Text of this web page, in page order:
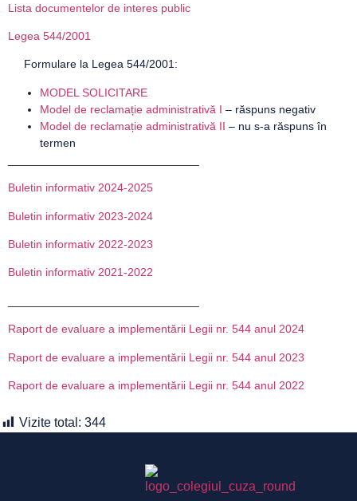
Lista documentelor de interes public
Legea 544/2001
Formulare la Legea 544/2001:
MODEL SOLICITARE
Model de reclamație administrativă I – răspuns negativ
Model de reclamație administrativă II – nu s-a răspuns în
termen
Buletin informativ 2024-2025
Buletin informativ 2023-2024
Buletin informativ 2022-2023
Buletin informativ 2021-2022
Raport de evaluare a implementării Legii nr. 544 anul 2024
Raport de evaluare a implementării Legii nr. 544 anul 2023
Raport de evaluare a implementării Legii nr. 544 anul 2022
Vizite total: 344